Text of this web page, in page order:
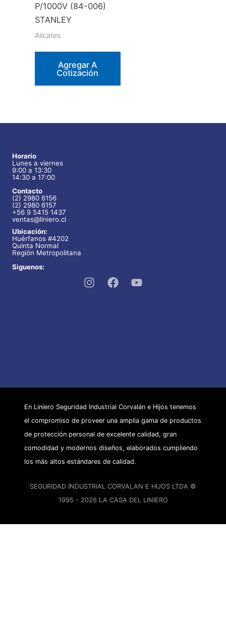
P/1000V (84-006)
STANLEY
Alicates
Agregar A
Cotización
Horario
Lunes a viernes
9:00 a 13:30
14:30 a 17:00
Contacto
(2) 2980 6156
(2) 2980 6157
+56 9 5415 1437
ventas@liniero.cl
Ubicación:
Huérfanos #4202
Quinta Normal
Región Metropolitana
Siguenos:
En Liniero Seguridad Industrial Corvalán e Hijos tenemos
el compromiso de proveer una amplia gama de productos
de protección personal de excelente calidad, gran
comodidad y modernos diseños, elaborados cumpliendo
los más altos estándares de calidad.
SEGURIDAD INDUSTRIAL CORVALAN E HIJOS LTDA ©
1995 - 2026 LA CASA DEL LINIERO